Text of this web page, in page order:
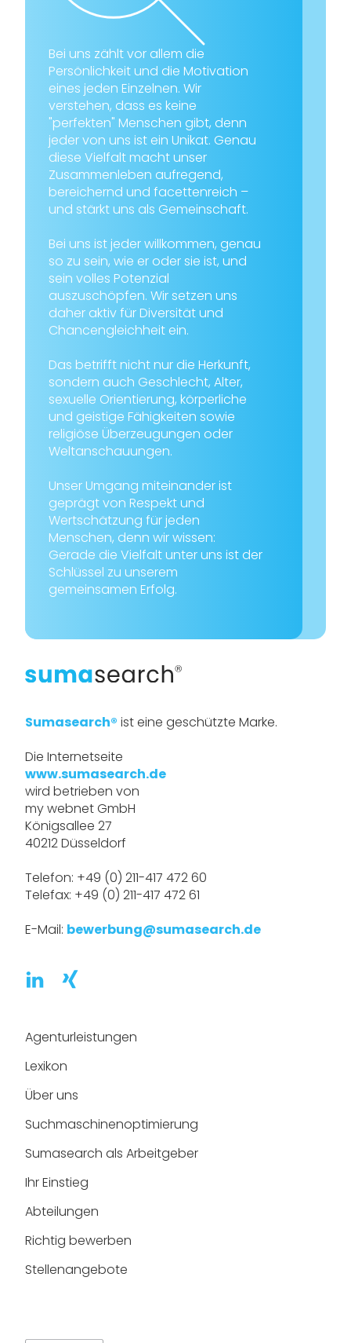
Bei uns zählt vor allem die
Persönlichkeit und die Motivation
eines jeden Einzelnen. Wir
verstehen, dass es keine
"perfekten" Menschen gibt, denn
jeder von uns ist ein Unikat. Genau
diese Vielfalt macht unser
Zusammenleben aufregend,
bereichernd und facettenreich –
und stärkt uns als Gemeinschaft.
Bei uns ist jeder willkommen, genau
so zu sein, wie er oder sie ist, und
sein volles Potenzial
auszuschöpfen. Wir setzen uns
daher aktiv für Diversität und
Chancengleichheit ein.
Das betrifft nicht nur die Herkunft,
sondern auch Geschlecht, Alter,
sexuelle Orientierung, körperliche
und geistige Fähigkeiten sowie
religiöse Überzeugungen oder
Weltanschauungen.
Unser Umgang miteinander ist
geprägt von Respekt und
Wertschätzung für jeden
Menschen, denn wir wissen:
Gerade die Vielfalt unter uns ist der
Schlüssel zu unserem
gemeinsamen Erfolg.
Sumasearch® ist eine geschützte Marke.
Die Internetseite
www.sumasearch.de
wird betrieben von
my webnet GmbH
Königsallee 27
40212 Düsseldorf
Telefon: +49 (0) 211-417 472 60
Telefax: +49 (0) 211-417 472 61
E-Mail: bewerbung@sumasearch.de
Agenturleistungen
Lexikon
Über uns
Suchmaschinen­optimierung
Sumasearch als Arbeitgeber
Ihr Einstieg
Abteilungen
Richtig bewerben
Stellenangebote